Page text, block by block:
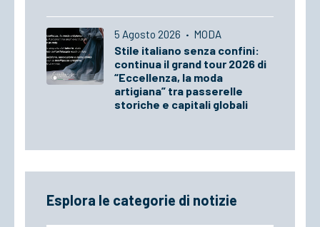
5 Agosto 2026 · MODA
Stile italiano senza confini:
continua il grand tour 2026 di
“Eccellenza, la moda
artigiana” tra passerelle
storiche e capitali globali
Esplora le categorie di notizie